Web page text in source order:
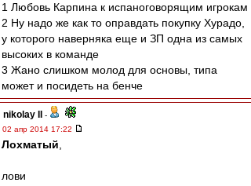
1 Любовь Карпина к испаноговорящим игрокам
2 Ну надо же как то оправдать покупку Хурадо,
у которого наверняка еще и ЗП одна из самых
высоких в команде
3 Жано слишком молод для основы, типа
может и посидеть на бенче
nikolay II
-
02 апр 2014 17:22
Лохматый
лови